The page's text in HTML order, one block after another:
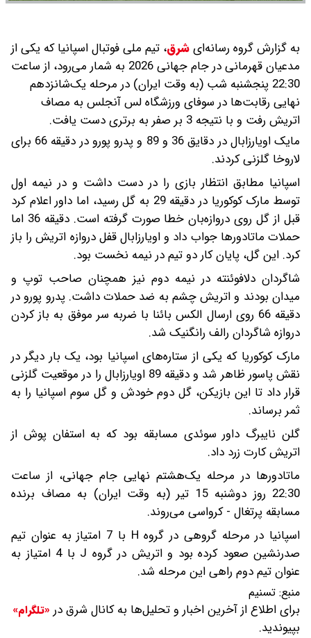
به گزارش گروه رسانه‌ایشرق، تیم ملی فوتبال اسپانیا که یکی از
مدعیان قهرمانی در جام جهانی 2026 به شمار می‌رود، از ساعت
22:30 پنجشنبه شب (به وقت ایران) در مرحله یک‌شانزدهم
نهایی رقابت‌ها در سوفای ورزشگاه لس آنجلس به مصاف
اتریش رفت و با نتیجه 3 بر صفر به برتری دست یافت.
مایک اویارزابال در دقایق 36 و 89 و پدرو پورو در دقیقه 66 برای
لاروخا گلزنی کردند.
اسپانیا مطابق انتظار بازی را در دست داشت و در نیمه اول
توسط مارک کوکوریا در دقیقه 29 به گل رسید، اما داور اعلام کرد
قبل از گل روی دروازه‌بان خطا صورت گرفته است. دقیقه 36 اما
حملات ماتادورها جواب داد و اویارزابال قفل دروازه اتریش را باز
کرد. این گل، پایان کار دو تیم در نیمه نخست بود.
شاگردان دلافوئنته در نیمه دوم نیز همچنان صاحب توپ و
میدان بودند و اتریش چشم به ضد حملات داشت. پدرو پورو در
دقیقه 66 روی ارسال الکس بائنا با ضربه سر موفق به باز کردن
دروازه شاگردان رالف رانگنیک شد.
مارک کوکوریا که یکی از ستاره‌های اسپانیا بود، یک بار دیگر در
نقش پاسور ظاهر شد و دقیقه 89 اویارزابال را در موقعیت گلزنی
قرار داد تا این بازیکن، گل دوم خودش و گل سوم اسپانیا را به
ثمر برساند.
گلن نایبرگ داور سوئدی مسابقه بود که به استفان پوش از
اتریش کارت زرد داد.
ماتادورها در مرحله یک‌هشتم نهایی جام جهانی، از ساعت
22:30 روز دوشنبه 15 تیر (به وقت ایران) به مصاف برنده
مسابقه پرتغال - کرواسی می‌روند.
اسپانیا در مرحله گروهی در گروه H با 7 امتیاز به عنوان تیم
صدرنشین صعود کرده بود و اتریش در گروه J با 4 امتیاز به
عنوان تیم دوم راهی این مرحله شد.
منبع: تسنیم
برای اطلاع از آخرین اخبار و تحلیل‌ها به کانال شرق در «تلگرام»
بپیوندید.